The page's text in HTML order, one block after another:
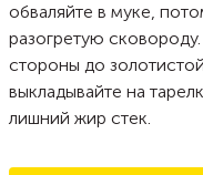
обваляйте в муке,
разогретую
стороны до
выкладывайте на
лишний жир стек.